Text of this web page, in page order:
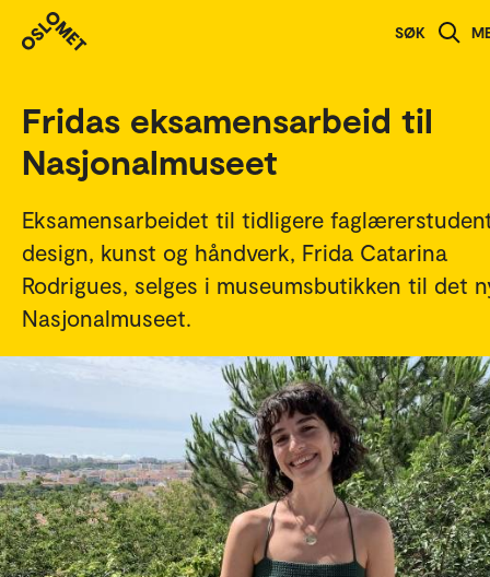
SØK
Studenthistorier
Fridas eksamensarbeid til
Nasjonalmuseet
Eksamensarbeidet til tidligere
design, kunst og håndverk, Frida Catarina
Rodrigues, selges i museumsbutikken til det
Nasjonalmuseet.